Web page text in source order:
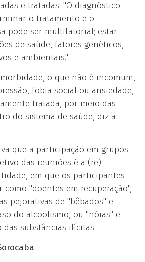
e tratadas. "O diagnóstico
o tratamento e o
pode ser multifatorial; estar
de saúde, fatores genéticos,
e ambientais."
o que não é incomum,
fobia social ou ansiedade,
tratada, por meio das
do sistema de saúde, diz a
que a participação em grupos
das reuniões é a (re)
em que os participantes
como "doentes em recuperação",
pejorativas de "bêbados" e
do alcoolismo, ou "nóias" e
das substâncias ilícitas.